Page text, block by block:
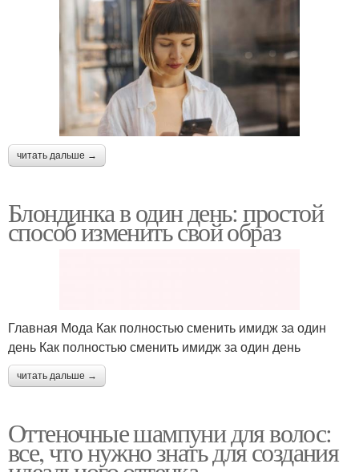
читать дальше →
Блондинка в один день: простой
способ изменить свой образ
Главная Мода Как полностью сменить имидж за один
день Как полностью сменить имидж за один день
читать дальше →
Оттеночные шампуни для волос:
все, что нужно знать для создания